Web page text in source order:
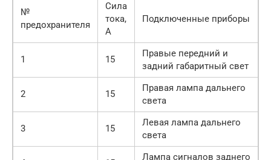
№
предохранителя
Сила
тока,
А
Подключенные приборы
1 15
Правые передний и
задний габаритный свет
2 15
Правая лампа дальнего
света
3 15
Левая лампа дальнего
света
Лампа сигналов заднего